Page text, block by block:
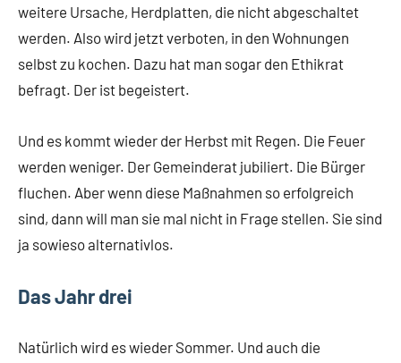
weitere Ursache, Herdplatten, die nicht abgeschaltet
werden. Also wird jetzt verboten, in den Wohnungen
selbst zu kochen. Dazu hat man sogar den Ethikrat
befragt. Der ist begeistert.
Und es kommt wieder der Herbst mit Regen. Die Feuer
werden weniger. Der Gemeinderat jubiliert. Die Bürger
fluchen. Aber wenn diese Maßnahmen so erfolgreich
sind, dann will man sie mal nicht in Frage stellen. Sie sind
ja sowieso alternativlos.
Das Jahr drei
Natürlich wird es wieder Sommer. Und auch die